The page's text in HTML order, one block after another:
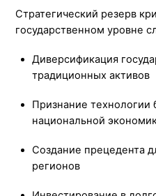
Стратегический резерв
государственном уровне
Диверсификация
традиционных активов
Признание технологии
национальной
Создание прецедента
регионов